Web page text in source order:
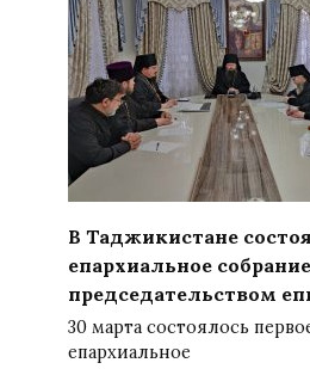
В Таджикистане
епархиальное
председательством
30 марта состоялось
епархиальное